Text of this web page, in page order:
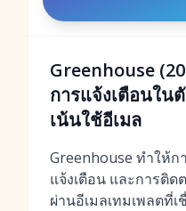
Greenhouse
การแจ้งเตือนใน
เน้นใช้อีเมล
Greenhouse ทำให้
แจ้งเตือน และการติ
ผ่านอีเมลเทมเพลตที่